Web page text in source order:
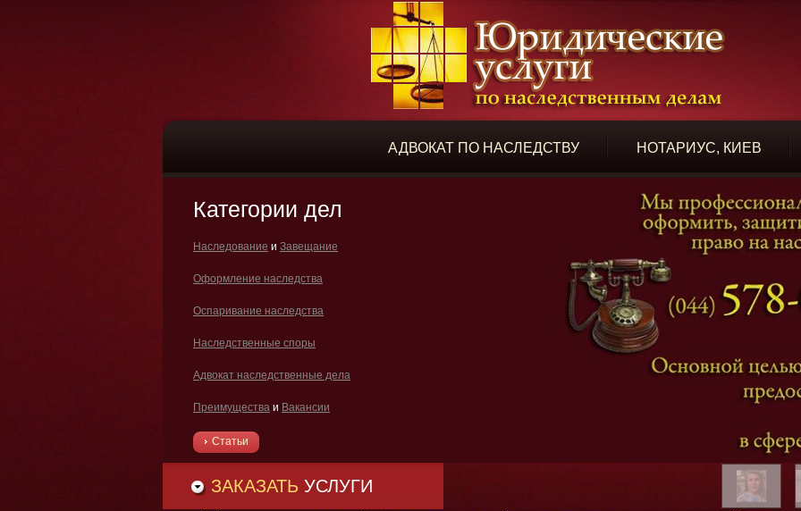
АДВОКАТ ПО НАСЛЕДСТВУ НОТАРИУС, КИЕВ
Категории дел
Наследование и Завещание
Оформление наследства
Оспаривание наследства
Наследственные споры
Адвокат наследственные дела
Преимущества и Вакансии
Статьи
ЗАКАЗАТЬ УСЛУГИ